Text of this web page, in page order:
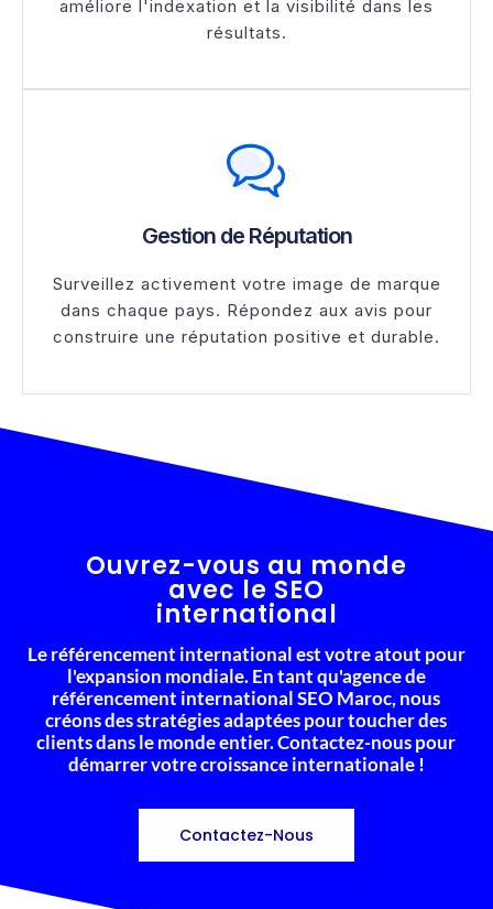
améliore l'indexation et la visibilité dans les
résultats.
Gestion de Réputation
Surveillez activement votre image de marque
dans chaque pays. Répondez aux avis pour
construire une réputation positive et durable.
Ouvrez-vous au monde
avec le SEO
international
Le référencement international est votre atout pour
l'expansion mondiale. En tant qu'agence de
référencement international SEO Maroc, nous
créons des stratégies adaptées pour toucher des
clients dans le monde entier. Contactez-nous pour
démarrer votre croissance internationale !
Contactez-Nous